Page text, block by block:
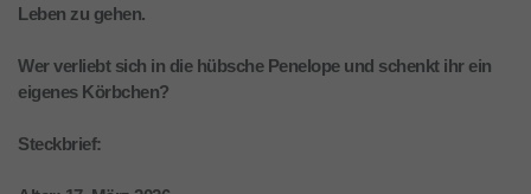
Leben zu gehen.
Wer verliebt sich in die hübsche Penelope und schenkt ihr ein
eigenes Körbchen?
Steckbrief: